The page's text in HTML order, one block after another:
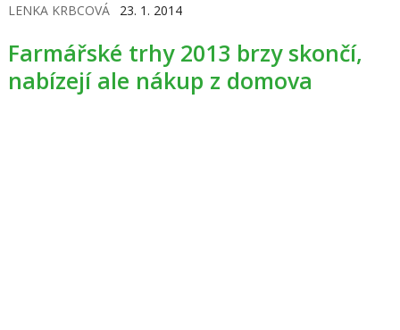
LENKA KRBCOVÁ 23. 1. 2014
Farmářské trhy 2013 brzy skončí,
nabízejí ale nákup z domova